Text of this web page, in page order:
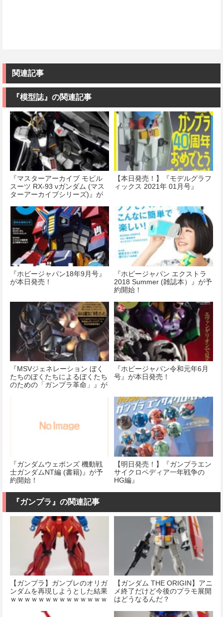
関連記事
『模型誌』の関連記事
『マスターアーカイブ モビル
スーツ RX-93 νガンダム (マス
ターアーカイブシリーズ)』が
【本日発売！】『モデルグラフ
ィックス 2021年 01月号』
『ホビージャパン18年9月号』
が本日発売！
『ホビージャパン エクストラ
2018 Summer (雑誌本）』が予
約開始！
『MSVジェネレーション ぼく
たちのぼくたちによるぼくたち
のための「ガンプラ革命」』が
『ホビージャパン令和元年6月
号』が本日発売！
『ガンダムウェポンズ 機動戦
士ガンダムNT編 (書籍)』が予
約開始！
【明日発売！】『ガンプラエン
サイクロペディア一年戦争の
HG編』
『ガンプラ』の関連記事
【ガンプラ】ガンブレのオリガ
ンダムを再現しようとした結果
ｗｗｗｗｗｗｗｗｗｗｗｗｗｗ
【ガンダム THE ORIGIN】アニ
メ終了だけど今後のプラモ展開
はどうなるんだ？